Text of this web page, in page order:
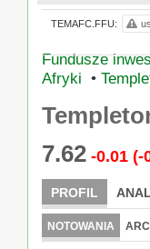
Fundusze
Afryki •
7.62 -0.01 (-
PROFIL
NOTOWANIA
TEMAFC.FFU: